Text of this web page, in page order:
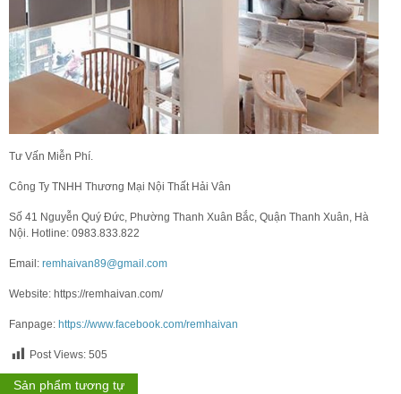
Tư Vấn Miễn Phí.
Công Ty TNHH Thương Mại Nội Thất Hải Vân
Số 41 Nguyễn Quý Đức, Phường Thanh Xuân Bắc, Quận Thanh Xuân, Hà
Nội. Hotline: 0983.833.822
Email: remhaivan89@gmail.com
Website: https://remhaivan.com/
Fanpage: https://www.facebook.com/remhaivan
Post Views: 505
Sản phẩm tương tự